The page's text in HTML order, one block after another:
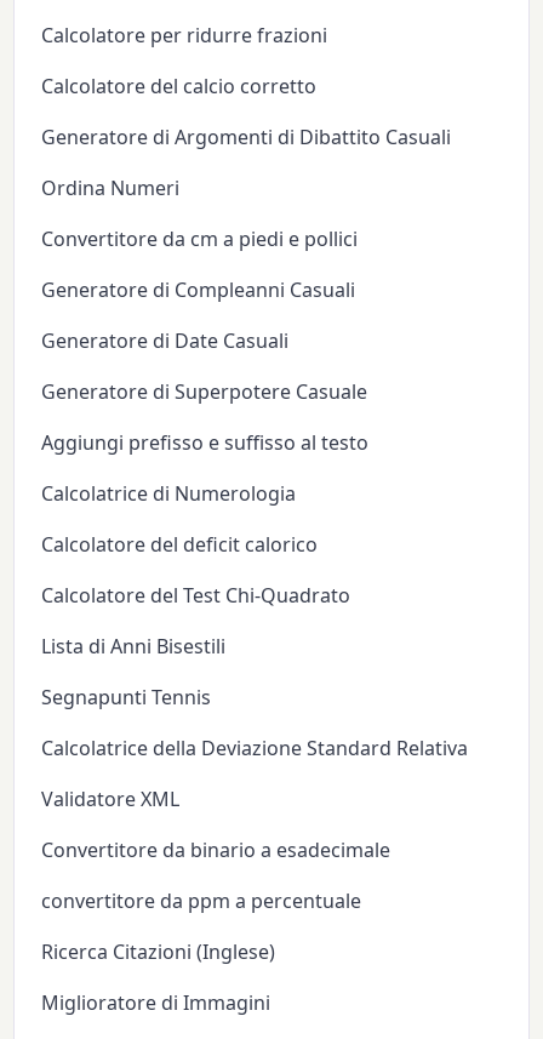
Calcolatore per ridurre frazioni
Calcolatore del calcio corretto
Generatore di Argomenti di Dibattito Casuali
Ordina Numeri
Convertitore da cm a piedi e pollici
Generatore di Compleanni Casuali
Generatore di Date Casuali
Generatore di Superpotere Casuale
Aggiungi prefisso e suffisso al testo
Calcolatrice di Numerologia
Calcolatore del deficit calorico
Calcolatore del Test Chi-Quadrato
Lista di Anni Bisestili
Segnapunti Tennis
Calcolatrice della Deviazione Standard Relativa
Validatore XML
Convertitore da binario a esadecimale
convertitore da ppm a percentuale
Ricerca Citazioni (Inglese)
Miglioratore di Immagini